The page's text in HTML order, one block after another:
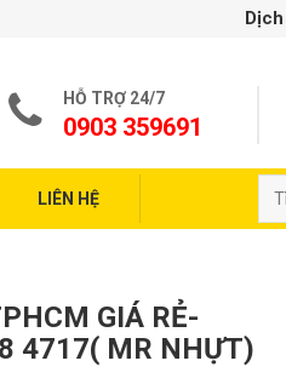
Dịch Vụ Sửa Chữa
HỖ TRỢ 24/7
0903 359691
LIÊN HỆ
GIÁ RẺ-
4717( MR NHỰT)